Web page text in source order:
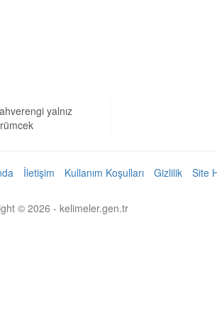
yalnız
İletişim Kullanım Koşulları Gizlilik Site
© 2026 - kelimeler.gen.tr